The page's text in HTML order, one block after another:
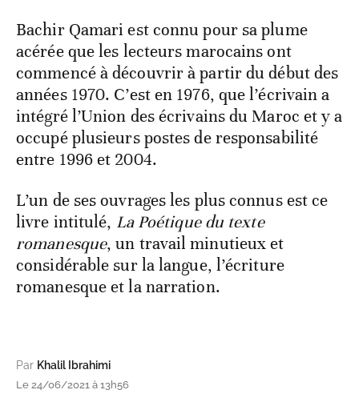
Bachir Qamari est connu pour sa plume
acérée que les lecteurs marocains ont
commencé à découvrir à partir du début des
années 1970. C’est en 1976, que l’écrivain a
intégré l’Union des écrivains du Maroc et y a
occupé plusieurs postes de responsabilité
entre 1996 et 2004.
L’un de ses ouvrages les plus connus est ce
livre intitulé, La Poétique du texte
romanesque, un travail minutieux et
considérable sur la langue, l’écriture
romanesque et la narration.
Par Khalil Ibrahimi
Le 24/06/2021 à 13h56